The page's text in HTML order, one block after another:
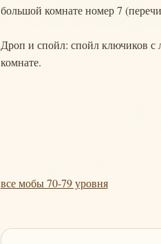
большой комнате номер 7
Дроп и спойл: спойл ключиков с
комнате.
все мобы 70-79 уровня